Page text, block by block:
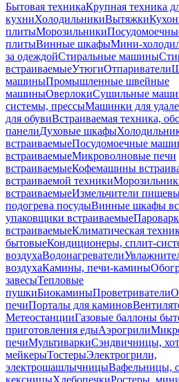
Бытовая техникаКрупная техника
кухниХолодильникиВытяжки
плитыМорозильники
плитыВинные шкафыМини-
за одеждойСтиральные машины
встраиваемыеУтюгиОтпариватели
машиныПромышленные швейные
машиныОверлокиСушильные
системы, прессыМашинки для
для обувиВстраиваемая техника,
панелиДуховые шкафы
встраиваемыеПосудомоечные
встраиваемыеМикроволновые печи
встраиваемыеКофемашины
встраиваемой техники
встраиваемыеИзмельчители
подогрева посудыВинные шкафы
упаковщики встраиваемые
встраиваемыеКлиматическая
бытовыеКондиционеры, сплит-
воздухаВодонагреватели
воздухаКамины, печи-камины
завесыТепловые
пушкиБиокаминыПроветриватели
печиПорталы для каминов
МетеостанцииГазовые баллоны
приготовления едыАэрогрили
печиМультиваркиСэндвичницы,
мейкерыТостерыЭлектрогрили,
электрошашлычницыВафельницы,
кексницыХлебопечкиРостеры,